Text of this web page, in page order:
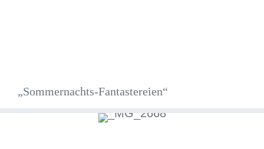
„Sommernachts-Fantastereien“